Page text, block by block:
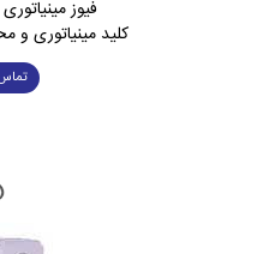
فیوز مینیاتوری تکفاز
کلید مینیاتوری و